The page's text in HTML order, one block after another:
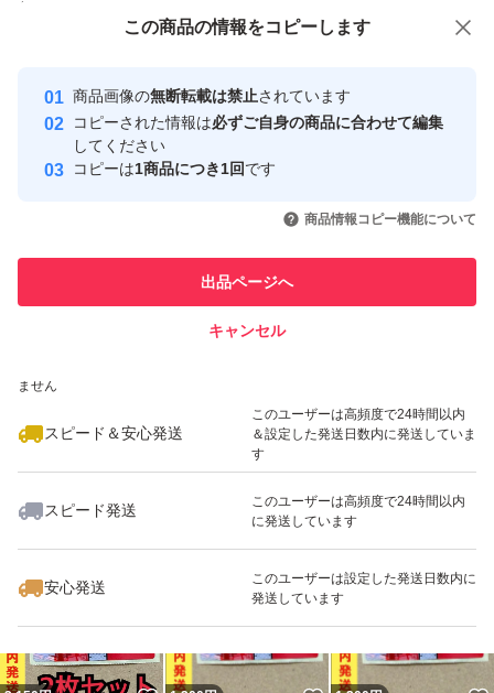
付与しています
安心取引出品者
心・安全なユーザーです
取引実績
引を完了させた実績があります
での取引実績があります
ません
スピード＆安心発送
このユーザーは高頻度で24時間以内
＆設定した発送日数内に発送していま
す
スピード発送
このユーザーは高頻度で24時間以内
に発送しています
安心発送
このユーザーは設定した発送日数内に
発送しています
この商品の情報をコピーします
商品画像の無断転載は禁止されています
コピーされた情報は必ずご自身の商品に合わせて編集
してください
コピーは1商品につき1回です
商品情報コピー機能について
出品ページへ
キャンセル
この商品をみている人にオススメ
いいね！
1,200